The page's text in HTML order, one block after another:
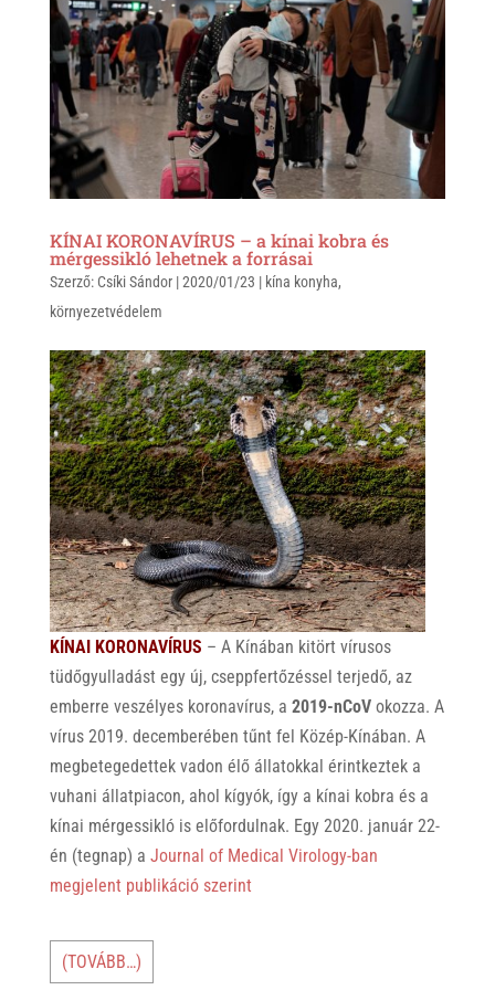
A
p
p
o
o
k
KÍNAI KORONAVÍRUS – a kínai kobra és
mérgessikló lehetnek a forrásai
Szerző: Csíki Sándor|2020/01/23 | kína konyha,
környezetvédelem
KÍNAI KORONAVÍRUS – A Kínában kitört vírusos
tüdőgyulladást egy új, cseppfertőzéssel terjedő, az
emberre veszélyes koronavírus, a 2019-nCoV okozza. A
vírus 2019. decemberében tűnt fel Közép-Kínában. A
megbetegedettek vadon élő állatokkal érintkeztek a
vuhani állatpiacon, ahol kígyók, így a kínai kobra és a
kínai mérgessikló is előfordulnak. Egy 2020. január 22-
én (tegnap) a Journal of Medical Virology-ban
megjelent publikáció szerint
(TOVÁBB…)